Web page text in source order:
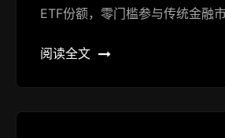
ETF份额，零门槛参与传统金融
阅读全文